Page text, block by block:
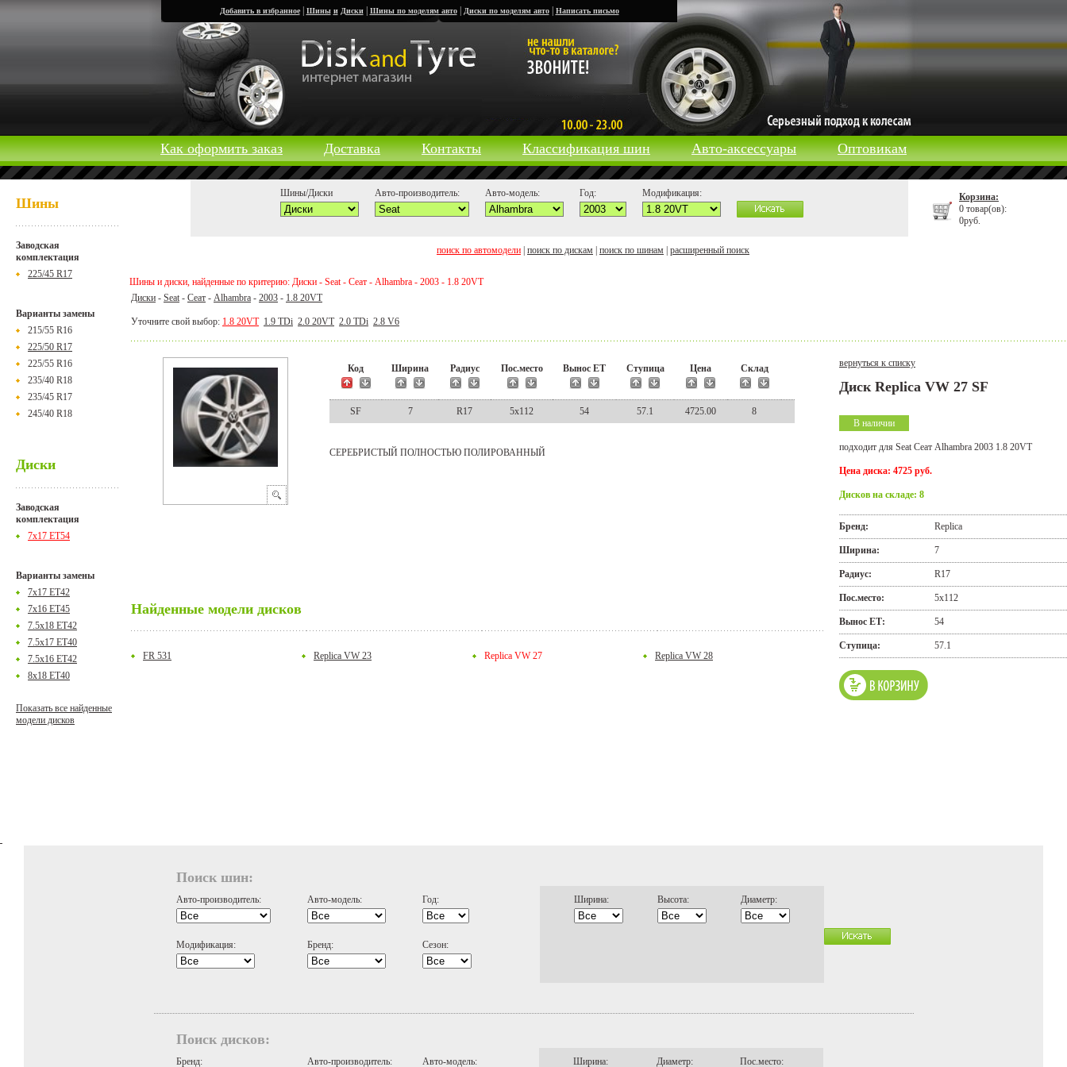
Добавить в избранное| Шины и Диски| Шины по моделям авто| Диски по моделям авто| Написать письмо
Как оформить заказ Доставка Контакты Классификация шин Авто-аксессуары Оптовикам
Корзина:
0 товар(ов):
0руб.
Шины
Заводская
комплектация
225/45 R17
Варианты замены
215/55 R16
225/50 R17
225/55 R16
235/40 R18
235/45 R17
245/40 R18
Диски
Заводская
комплектация
7x17 ET54
Варианты замены
7x17 ET42
7x16 ET45
7.5x18 ET42
7.5x17 ET40
7.5x16 ET42
8x18 ET40
Показать все найденные
модели дисков
Шины/Диски Авто-производитель: Авто-модель: Год: Модификация:
поиск по автомодели поиск по дискам поиск по шинам расширенный поиск
Шины и диски, найденные по критерию: Диски - Seat - Сеат - Alhambra - 2003 - 1.8 20VT
Диски - Seat - Сеат - Alhambra - 2003 - 1.8 20VT
Уточните свой выбор: 1.8 20VT 1.9 TDi 2.0 20VT 2.0 TDi 2.8 V6
Код Ширина Радиус Пос.место Вынос ЕТ Ступица Цена Склад
SF 7 R17 5x112 54 57.1 4725.00 8
СЕРЕБРИСТЫЙ ПОЛНОСТЬЮ ПОЛИРОВАННЫЙ
вернуться к списку
Диск Replica VW 27 SF
В наличии
подходит для Seat Сеат Alhambra 2003 1.8 20VT
Цена диска: 4725 руб.
Дисков на складе: 8
Бренд: Replica
Ширина: 7
Радиус: R17
Пос.место: 5x112
Вынос ЕТ: 54
Ступица: 57.1
Найденные модели дисков
FR 531 Replica VW 23 Replica VW 27 Replica VW 28
Поиск шин:
Авто-производитель: Авто-модель: Год:
Модификация: Бренд: Сезон:
Ширина: Высота: Диаметр:
Поиск дисков:
Бренд: Авто-производитель: Авто-модель: Ширина: Диаметр: Пос.место: